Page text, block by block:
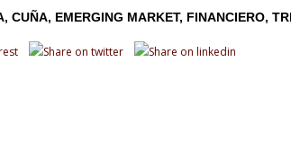
CUÑA EMERGING MARKET FINANCIERO